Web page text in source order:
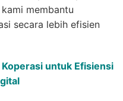
membantu
secara lebih efisien
untuk Efisiensi